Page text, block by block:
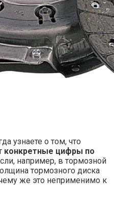
узнаете о том, что
конкретные цифры по
например, в тормозной
тормозного диска
же это неприменимо к